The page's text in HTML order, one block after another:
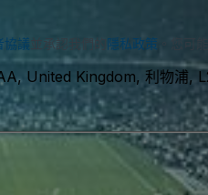
協議 並承認我們的 隱私政策 。您可
United Kingdom, 利物浦,